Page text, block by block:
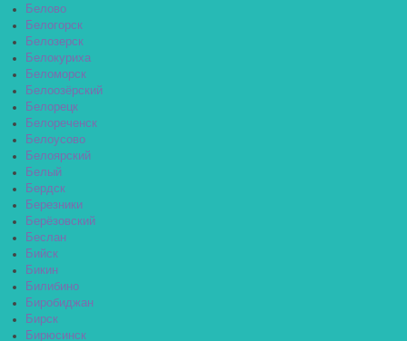
Белово
Белогорск
Белозерск
Белокуриха
Беломорск
Белоозёрский
Белорецк
Белореченск
Белоусово
Белоярский
Белый
Бердск
Березники
Берёзовский
Беслан
Бийск
Бикин
Билибино
Биробиджан
Бирск
Бирюсинск